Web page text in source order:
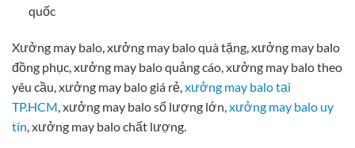
quốc
Xưởng may balo, xưởng may balo quà tặng, xưởng may balo
đồng phục, xưởng may balo quảng cáo, xưởng may balo theo
yêu cầu, xưởng may balo giá rẻ,xưởng may balo tại
TP.HCM, xưởng may balo số lượng lớn,xưởng may balo uy
tín, xưởng may balo chất lượng.